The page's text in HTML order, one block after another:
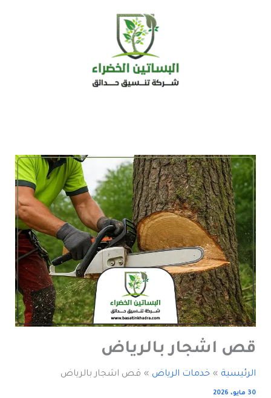
قص اشجار بالرياض
الرئيسية خدمات الرياض قص اشجار بالرياض
30 مايو، 2026